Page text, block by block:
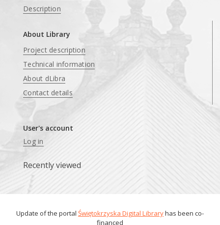
Description
About Library
Project description
Technical information
About dLibra
Contact details
User's account
Log in
Recently viewed
Update of the portal Świętokrzyska Digital Libraryhas been co-
financed